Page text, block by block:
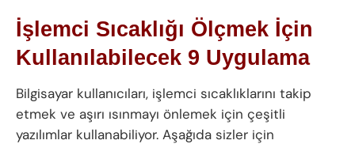
İşlemci Sıcaklığı Ölçmek İçin
Kullanılabilecek 9 Uygulama
Bilgisayar kullanıcıları, işlemci sıcaklıklarını takip
etmek ve aşırı ısınmayı önlemek için çeşitli
yazılımlar kullanabiliyor. Aşağıda sizler için